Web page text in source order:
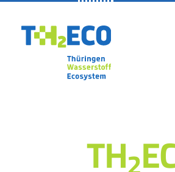
Skip to main navigation
Zum Hauptinhalt springen
Skip to page footer
TH